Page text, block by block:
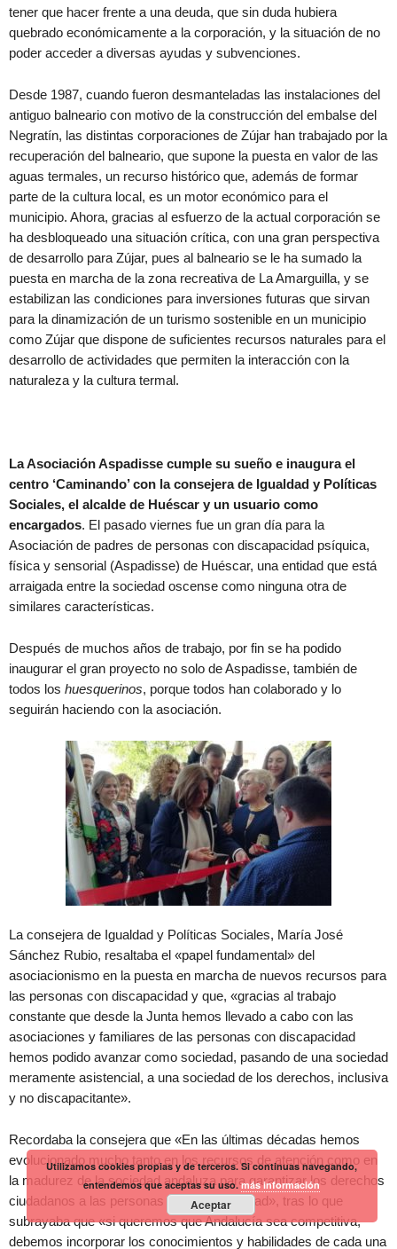
tener que hacer frente a una deuda, que sin duda hubiera
quebrado económicamente a la corporación, y la situación de no
poder acceder a diversas ayudas y subvenciones.
Desde 1987, cuando fueron desmanteladas las instalaciones del
antiguo balneario con motivo de la construcción del embalse del
Negratín, las distintas corporaciones de Zújar han trabajado por la
recuperación del balneario, que supone la puesta en valor de las
aguas termales, un recurso histórico que, además de formar
parte de la cultura local, es un motor económico para el
municipio. Ahora, gracias al esfuerzo de la actual corporación se
ha desbloqueado una situación crítica, con una gran perspectiva
de desarrollo para Zújar, pues al balneario se le ha sumado la
puesta en marcha de la zona recreativa de La Amarguilla, y se
estabilizan las condiciones para inversiones futuras que sirvan
para la dinamización de un turismo sostenible en un municipio
como Zújar que dispone de suficientes recursos naturales para el
desarrollo de actividades que permiten la interacción con la
naturaleza y la cultura termal.
La Asociación Aspadisse cumple su sueño e inaugura el
centro ‘Caminando’ con la consejera de Igualdad y Políticas
Sociales, el alcalde de Huéscar y un usuario como
encargados. El pasado viernes fue un gran día para la
Asociación de padres de personas con discapacidad psíquica,
física y sensorial (Aspadisse) de Huéscar, una entidad que está
arraigada entre la sociedad oscense como ninguna otra de
similares características.
Después de muchos años de trabajo, por fin se ha podido
inaugurar el gran proyecto no solo de Aspadisse, también de
todos los huesquerinos, porque todos han colaborado y lo
seguirán haciendo con la asociación.
La consejera de Igualdad y Políticas Sociales, María José
Sánchez Rubio, resaltaba el «papel fundamental» del
asociacionismo en la puesta en marcha de nuevos recursos para
las personas con discapacidad y que, «gracias al trabajo
constante que desde la Junta hemos llevado a cabo con las
asociaciones y familiares de las personas con discapacidad
hemos podido avanzar como sociedad, pasando de una sociedad
meramente asistencial, a una sociedad de los derechos, inclusiva
y no discapacitante».
Recordaba la consejera que «En las últimas décadas hemos
evolucionado mucho tanto en los recursos de atención como en
la madurez de la sociedad andaluza para garantizar los derechos
ciudadanos a las personas con discapacidad», tras lo que
subrayaba que «si queremos que Andalucía sea competitiva,
debemos incorporar los conocimientos y habilidades de cada una
Utilizamos cookies propias y de terceros. Si continuas navegando,
entendemos que aceptas su uso.más información
Aceptar